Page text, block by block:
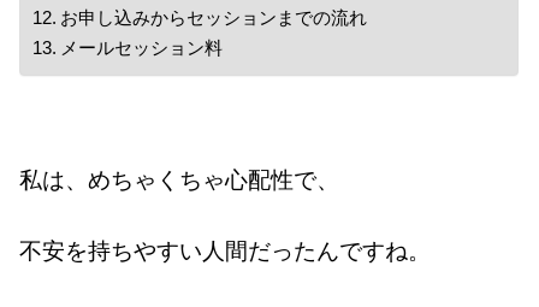
お申し込みからセッションまでの流れ
メールセッション料
私は、めちゃくちゃ心配性で、
不安を持ちやすい人間だったんですね。